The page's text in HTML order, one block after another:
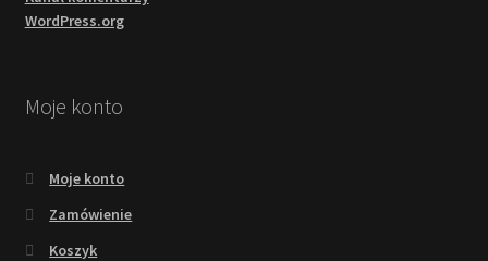
WordPress.org
Moje konto
Moje konto
Zamówienie
Koszyk